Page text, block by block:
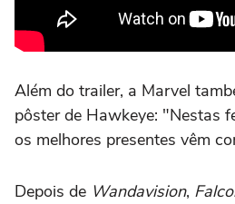
Além do trailer, a Marvel
pôster de Hawkeye: "Nestas
os melhores presentes vêm
Depois de Wandavision,